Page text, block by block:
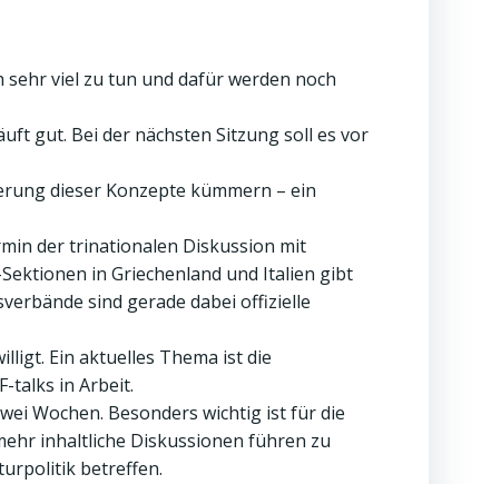
sehr viel zu tun und dafür werden noch
gut. Bei der nächsten Sitzung soll es vor
dieser Konzepte kümmern – ein
der trinationalen Diskussion mit
in Griechenland und Italien gibt
sind gerade dabei offizielle
Ein aktuelles Thema ist die
talks in Arbeit.
Wochen. Besonders wichtig ist für die
inhaltliche Diskussionen führen zu
betreffen.